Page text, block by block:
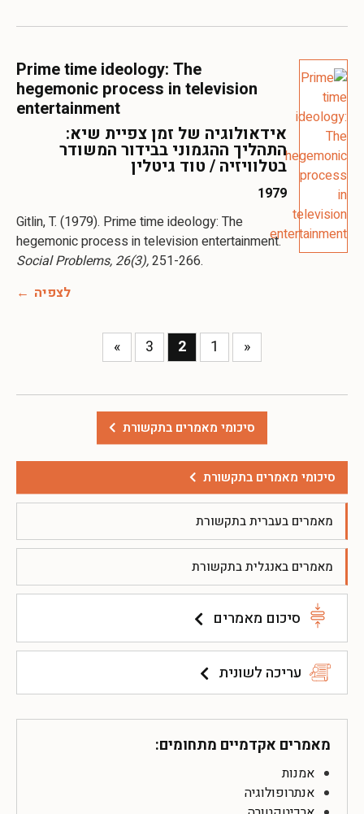
סיכומי מאמרים בתקשורת
מאמרים בעברית בתקשורת
מאמרים באנגלית בתקשורת
סיכום מאמרים
עריכה לשונית
מאמרים אקדמיים מתחומים:
אמנות
אנתרופולוגיה
Prime time ideology: The
hegemonic process in television
entertainment
אידאולוגיה של זמן צפיית שיא:
התהליך ההגמוני בבידור המשודר
בטלוויזיה / טוד גיטלין
1979
Gitlin, T. (1979). Prime time ideology: The
hegemonic process in television entertainment.
Social Problems, 26(3),
לצפיה
«
1
2
3
»
סיכומי מאמרים בתקשורת